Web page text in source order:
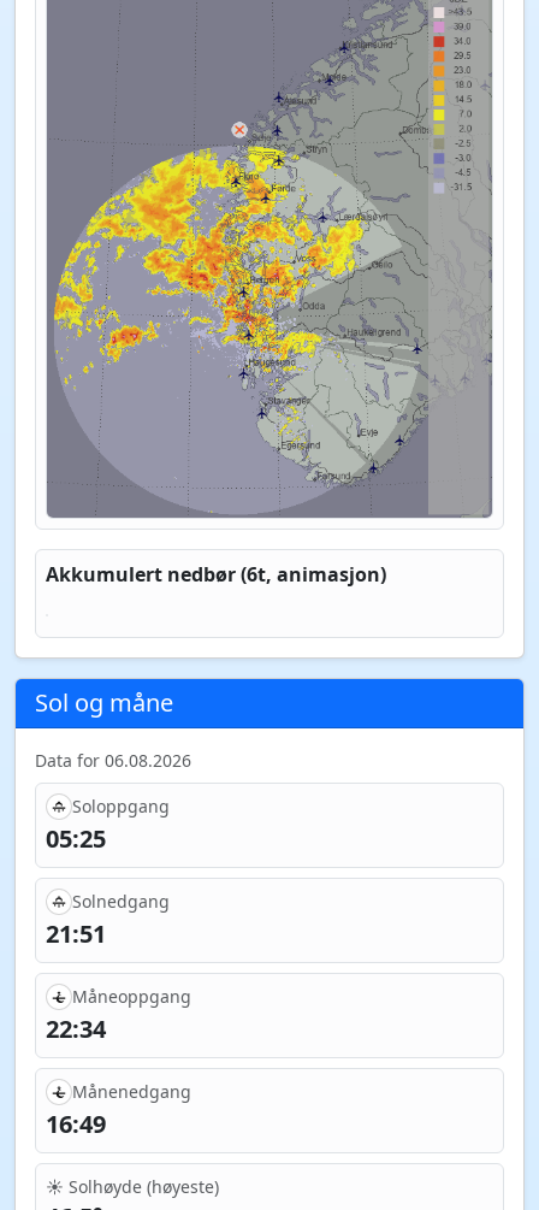
Akkumulert nedbør (6t, animasjon)